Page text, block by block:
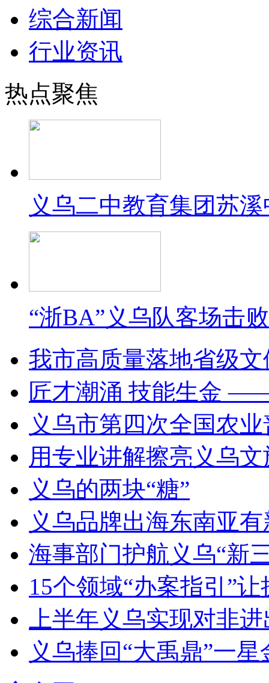
综合新闻
行业资讯
热点聚焦
义乌二中教育集团苏
“浙BA”义乌队客场击
我市高质量落地省级
匠才潮涌 技能生金
义乌市第四次全国农
用专业讲解擦亮义乌
义乌的两块“糖”
义乌品牌出海东南亚
海事部门护航义乌“新
15个领域“办案指引”
上半年义乌实现对非
义乌捧回“大禹鼎”一星